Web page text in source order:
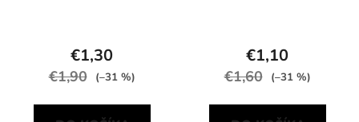
€1,30
€1,90 (–31 %)
€1,10
€1,60 (–31 %)